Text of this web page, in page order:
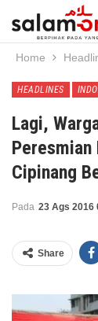
Home
HEADLINES
Lagi,
Peresmian
Cipinang
Pada 23 Ags 2016
Share